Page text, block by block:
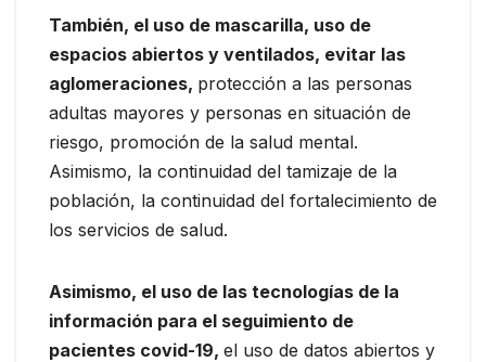
También, el uso de mascarilla, uso de
espacios abiertos y ventilados, evitar las
aglomeraciones, protección a las personas
adultas mayores y personas en situación de
riesgo, promoción de la salud mental.
Asimismo, la continuidad del tamizaje de la
población, la continuidad del fortalecimiento de
los servicios de salud.
Asimismo, el uso de las tecnologías de la
información para el seguimiento de
pacientes covid-19, el uso de datos abiertos y